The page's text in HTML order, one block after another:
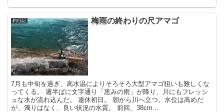
釣行記 梅雨の終わりの尺アマゴ
7月も中旬を過ぎ、高水温によりそろそろ大型アマゴ狙いも難しくな
ってくる。 週半ばに文字通り「恵みの雨」が降り、川にもフレッシ
ュな水が流れ込んだ。 連休初日。 朝から川へ立つ。水位は高めだ
が、濁りはなく、良い状況の水質。 前回、38cm...